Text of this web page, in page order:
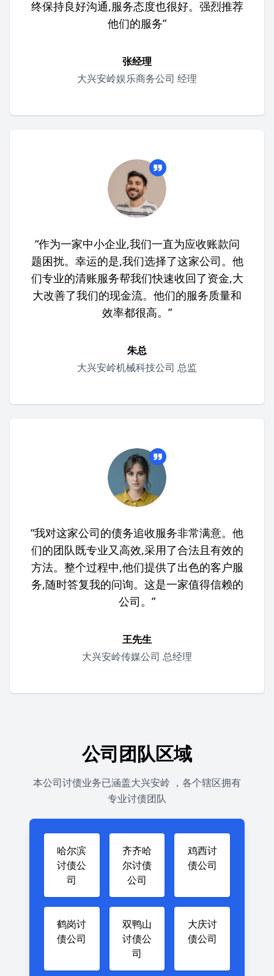
终保持良好沟通,服务态度也很好。强烈推荐
他们的服务”
张经理
大兴安岭娱乐商务公司 经理
“作为一家中小企业,我们一直为应收账款问
题困扰。幸运的是,我们选择了这家公司。他
们专业的清账服务帮我们快速收回了资金,大
大改善了我们的现金流。他们的服务质量和
效率都很高。”
朱总
大兴安岭机械科技公司 总监
“我对这家公司的债务追收服务非常满意。他
们的团队既专业又高效,采用了合法且有效的
方法。整个过程中,他们提供了出色的客户服
务,随时答复我的问询。这是一家值得信赖的
公司。”
王先生
大兴安岭传媒公司 总经理
公司团队区域
本公司讨债业务已涵盖大兴安岭 ，各个辖区拥有
专业讨债团队
哈尔滨
讨债公
司
齐齐哈
尔讨债
公司
鸡西讨
债公司
鹤岗讨
债公司
双鸭山
讨债公
司
大庆讨
债公司